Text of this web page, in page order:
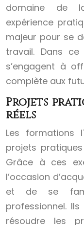
domaine de
expérience
majeur pour se
travail. Dans
s’engagent à
complète aux
Projets
réels
Les formations
projets
Grâce à ces
l’occasion
et de se
professionnel.
résoudre les